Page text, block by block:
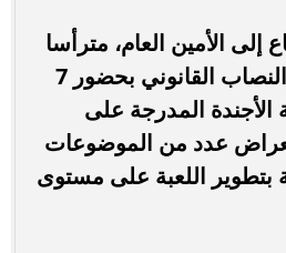
إلى الأمين العام، مترأسا
الجلسة، بعد اكتمال النصاب القانوني بحضور 7
الأجندة المدرجة على
عدد من الموضوعات
بتطوير اللعبة على مستوى